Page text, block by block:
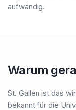
aufwändig.
Warum
St. Gallen ist das
bekannt für die